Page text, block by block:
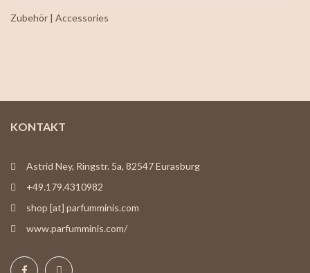
Zubehör | Accessories
KONTAKT
Astrid Ney, Ringstr. 5a, 82547 Eurasburg
+49.179.4310982
shop [at] parfumminis.com
www.parfumminis.com/